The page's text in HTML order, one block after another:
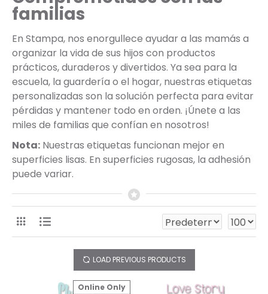
familias
En Stampa, nos enorgullece ayudar a las mamás a
organizar la vida de sus hijos con productos
prácticos, duraderos y divertidos. Ya sea para la
escuela, la guardería o el hogar, nuestras etiquetas
personalizadas son la solución perfecta para evitar
pérdidas y mantener todo en orden. ¡Únete a las
miles de familias que confían en nosotros!
Nota: Nuestras etiquetas funcionan mejor en
superficies lisas. En superficies rugosas, la adhesión
puede variar.
LOAD PREVIOUS PRODUCTS
Online Only